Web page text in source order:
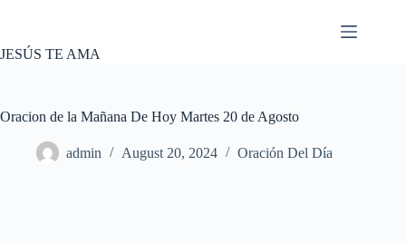
JESÚS TE AMA
Oracion de la Mañana De Hoy Martes 20 de Agosto
admin August 20, 2024 Oración Del Día